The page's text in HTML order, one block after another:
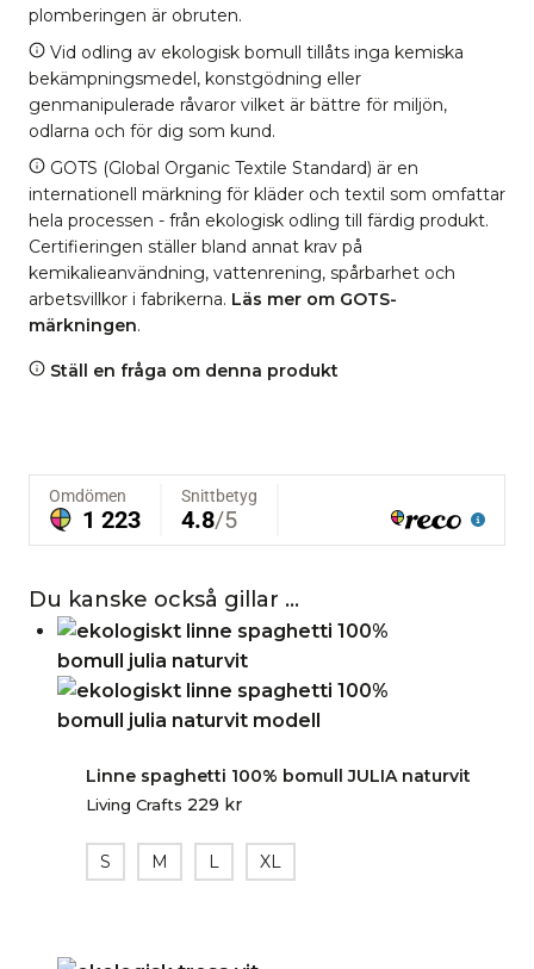
plomberingen är obruten.
Vid odling av ekologisk bomull tillåts inga kemiska
bekämpningsmedel, konstgödning eller
genmanipulerade råvaror vilket är bättre för miljön,
odlarna och för dig som kund.
GOTS (Global Organic Textile Standard) är en
internationell märkning för kläder och textil som omfattar
hela processen - från ekologisk odling till färdig produkt.
Certifieringen ställer bland annat krav på
kemikalieanvändning, vattenrening, spårbarhet och
arbetsvillkor i fabrikerna. Läs mer om GOTS-
märkningen.
Ställ en fråga om denna produkt
Du kanske också gillar …
Linne spaghetti 100% bomull JULIA naturvit
Living Crafts 229 kr
S M L XL